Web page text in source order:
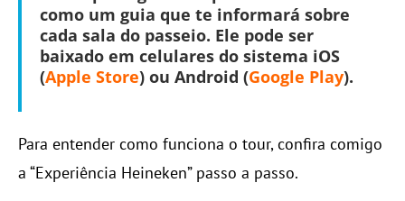
como um guia que te informará sobre
cada sala do passeio. Ele pode ser
baixado em celulares do sistema iOS
(Apple Store) ou Android (Google Play).
Para entender como funciona o tour, confira comigo
a “Experiência Heineken” passo a passo.